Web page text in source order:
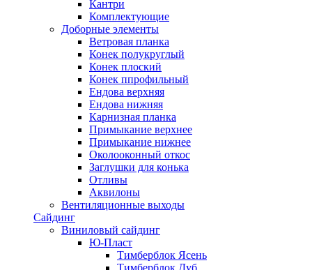
Кантри
Комплектующие
Доборные элементы
Ветровая планка
Конек полукруглый
Конек плоский
Конек ппрофильный
Ендова верхняя
Ендова нижняя
Карнизная планка
Примыкание верхнее
Примыкание нижнее
Околооконный откос
Заглушки для конька
Отливы
Аквилоны
Вентиляционные выходы
Сайдинг
Виниловый сайдинг
Ю-Пласт
Тимберблок Ясень
Тимберблок Дуб